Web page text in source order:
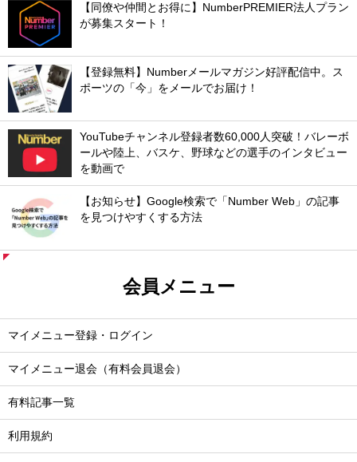
【同僚や仲間とお得に】NumberPREMIER法人プラン
が募集スタート！
【登録無料】Numberメールマガジン好評配信中。ス
ポーツの「今」をメールでお届け！
YouTubeチャンネル登録者数60,000人突破！バレーボ
ールや陸上、バスケ、野球などの選手のインタビュー
を動画で
【お知らせ】Google検索で「Number Web」の記事
を見つけやすくする方法
会員メニュー
マイメニュー登録・ログイン
マイメニュー退会（有料会員退会）
有料記事一覧
利用規約